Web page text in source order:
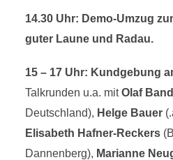
14.30 Uhr: Demo-Umzug
guter Laune und Radau.
15 – 17 Uhr: Kundgebung
Talkrunden u.a. mitOlaf
Deutschland), Helge Bauer
Elisabeth Hafner-Reckers
Dannenberg), Marianne